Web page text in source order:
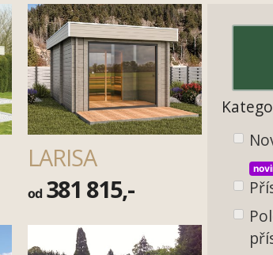
LARISA
od 381 815,-